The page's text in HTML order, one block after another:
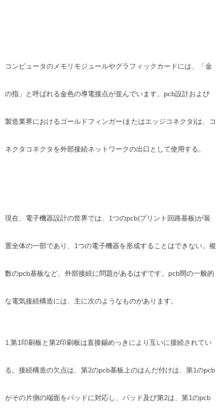
コンピュータのメモリモジュールやグラフィックカードには、「金
の指」と呼ばれる金色の導電接点が並んでいます。pcb設計および
製造業界におけるゴールドフィンガー(またはエッジコネクタ)は、コ
ネクタコネクタを外部接続ネットワークの出口として使用する。
現在、電子機器設計の世界では、1つのpcb(プリント回路基板)が装
置全体の一部であり、1つの電子機器を形成することはできない。複
数のpcb基板など、外部接続に問題があるはずです。pcb間の一般的
な電気接続構造には、主に次のようなものがあります。
1.第1印刷板と第2印刷板は直接錫めっきにより互いに接続されてい
る。接続構造の欠点は、第2のpcb基板上のはんだ付けは、第1のpcb
がその片側の端面をパッドに対応し、パッド及び第2は、第1のpcb